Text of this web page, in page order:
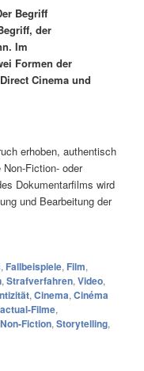
Begriff
der
Im
Formen der
Cinema und
erhoben, authentisch
Fiction- oder
Dokumentarfilms wird
und Bearbeitung der
, Fallbeispiele, Film,
,Strafverfahren,Video,
,Cinema,Cinéma
Filme,
Non-Fiction,Storytelling,